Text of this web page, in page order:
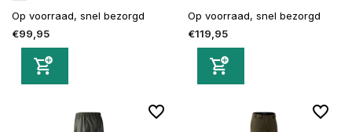
Op voorraad, snel bezorgd
€99,95
Op voorraad, snel bezorgd
€119,95